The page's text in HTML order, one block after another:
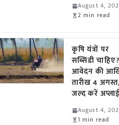
August 4,
2 min read
कृषि यंत्रों पर
सब्सिडी चाहिए?
आवेदन की
तारीख 4 अगस्त,
जल्द करें अप्लाई
August 4,
1 min read